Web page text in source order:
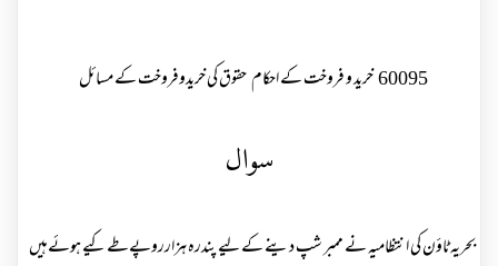
60095خرید و فروخت کے احکامحقوق کی خریدوفروخت کے مسائل
سوال
بحریہ ٹاؤن کی انتظامیہ نے ممبر شپ دینے کے لیے پندرہ ہزارروپےطے کیے ہوئےہیں